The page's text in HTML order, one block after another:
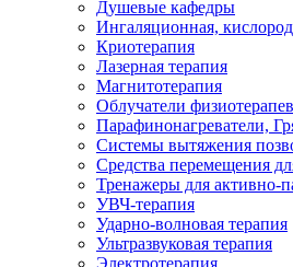
Душевые кафедры
Ингаляционная,
Криотерапия
Лазерная терапия
Магнитотерапия
Облучатели
Парафинонагреватели,
Системы вытяжения
Средства перемещения
Тренажеры для активно-
УВЧ-терапия
Ударно-волновая терапия
Ультразвуковая терапия